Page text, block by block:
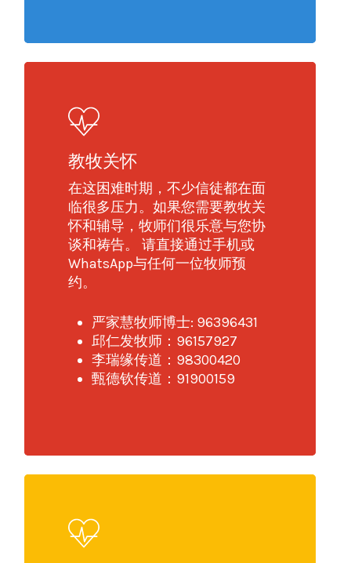
教牧关怀
在这困难时期，不少信徒都在面
临很多压力。如果您需要教牧关
怀和辅导，牧师们很乐意与您协
谈和祷告。 请直接通过手机或
WhatsApp与任何一位牧师预
约。
严家慧牧师博士: 96396431
邱仁发牧师：96157927
李瑞缘传道：98300420
甄德钦传道：91900159